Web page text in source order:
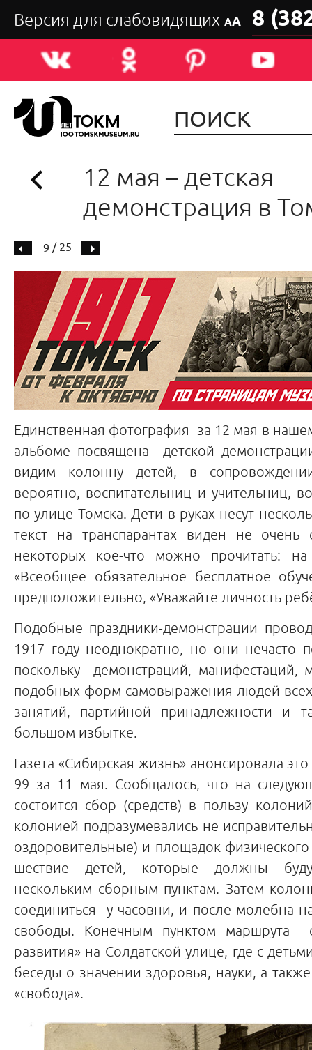
Версия для слабовидящих АА 8
12 мая – детская
демонстрация в
9 / 25
Единственная фотография за 12 мая в
альбоме посвящена детской
видим колонну детей, в
вероятно, воспитательниц и учительниц,
по улице Томска. Дети в руках несут
текст на транспарантах виден не очень
некоторых кое-что можно прочитать:
«Всеобщее обязательное бесплатное
предположительно, «Уважайте личность
Подобные праздники-демонстрации
1917 году неоднократно, но они нечасто
поскольку демонстраций, манифестаций,
подобных форм самовыражения людей всех
занятий, партийной принадлежности и
большом избытке.
Газета «Сибирская жизнь» анонсировала
99 за 11 мая. Сообщалось, что на
состоится сбор (средств) в пользу
колонией подразумевались не
оздоровительные) и площадок физического
шествие детей, которые должны
нескольким сборным пунктам. Затем
соединиться у часовни, и после молебна
свободы. Конечным пунктом маршрута
развития» на Солдатской улице, где с
беседы о значении здоровья, науки, а
«свобода».